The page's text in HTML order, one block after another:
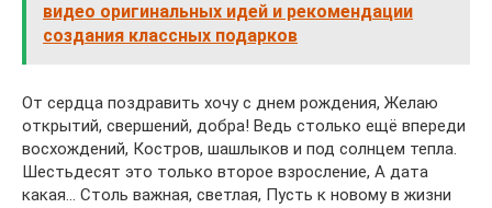
видео оригинальных идей и рекомендации
создания классных подарков
От сердца поздравить хочу с днем рождения, Желаю
открытий, свершений, добра! Ведь столько ещё впереди
восхождений, Костров, шашлыков и под солнцем тепла.
Шестьдесят это только второе взросление, А дата
какая… Столь важная, светлая, Пусть к новому в жизни